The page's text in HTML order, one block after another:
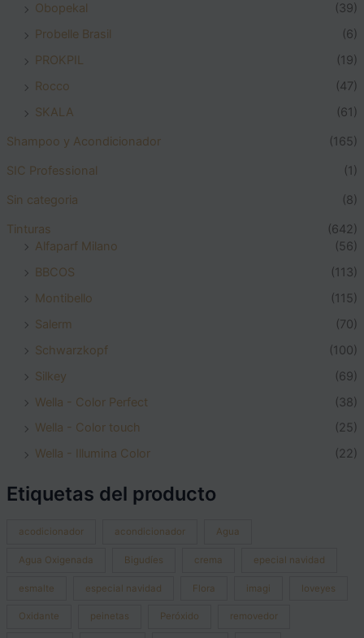
Obopekal
(39)
Probelle Brasil
(6)
PROKPIL
(19)
Rocco
(47)
SKALA
(61)
Shampoo y Acondicionador
(165)
SIC Professional
(1)
Sin categoria
(8)
Tinturas
(642)
Alfaparf Milano
(56)
BBCOS
(113)
Montibello
(115)
Salerm
(70)
Schwarzkopf
(100)
Silkey
(69)
Wella - Color Perfect
(38)
Wella - Color touch
(25)
Wella - Illumina Color
(22)
Etiquetas del producto
acodicionador acondicionador Agua
Agua Oxigenada Bigudíes crema epecial navidad
esmalte especial navidad Flora imagi loveyes
Oxidante peinetas Peróxido removedor